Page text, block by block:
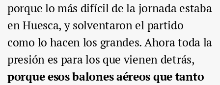
porque lo más difícil de la jornada estaba
en Huesca, y solventaron el partido
como lo hacen los grandes. Ahora toda la
presión es para los que vienen detrás,
porque esos balones aéreos que tanto